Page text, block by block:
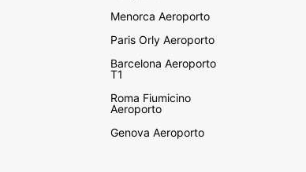
Menorca Aeroporto
Paris Orly Aeroporto
Barcelona Aeroporto
T1
Roma Fiumicino
Aeroporto
Genova Aeroporto